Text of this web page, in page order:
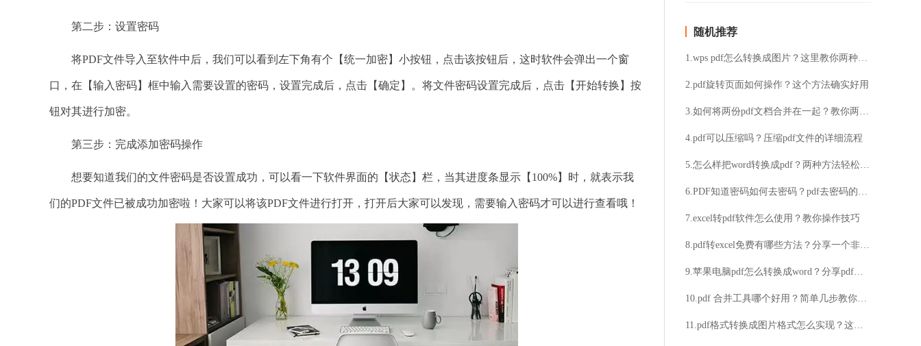
第二步：设置密码
将PDF文件导入至软件中后，我们可以看到左下角有个【统一加密】小按钮，点击该按钮后，这时软件会弹出一个窗
口，在【输入密码】框中输入需要设置的密码，设置完成后，点击【确定】。将文件密码设置完成后，点击【开始转换】按
钮对其进行加密。
第三步：完成添加密码操作
想要知道我们的文件密码是否设置成功，可以看一下软件界面的【状态】栏，当其进度条显示【100%】时，就表示我
们的PDF文件已被成功加密啦！大家可以将该PDF文件进行打开，打开后大家可以发现，需要输入密码才可以进行查看哦！
随机推荐
1.wps pdf怎么转换成图片？这里教你两种简单的方法
2.pdf旋转页面如何操作？这个方法确实好用
3.如何将两份pdf文档合并在一起？教你两种简单解决方法
4.pdf可以压缩吗？压缩pdf文件的详细流程
5.怎么样把word转换成pdf？两种方法轻松转换
6.PDF知道密码如何去密码？pdf去密码的技巧分享
7.excel转pdf软件怎么使用？教你操作技巧
8.pdf转excel免费有哪些方法？分享一个非常简单的方法
9.苹果电脑pdf怎么转换成word？分享pdf转word的好方法
10.pdf 合并工具哪个好用？简单几步教你学会合并
11.pdf格式转换成图片格式怎么实现？这个方法完胜